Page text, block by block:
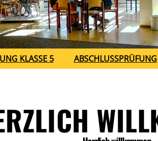
KLASSE 5 ABSCHLUSSPRÜFUNG